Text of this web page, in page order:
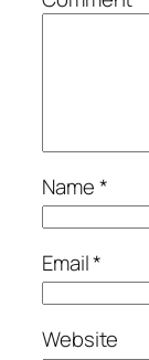
Name*
Email*
Website